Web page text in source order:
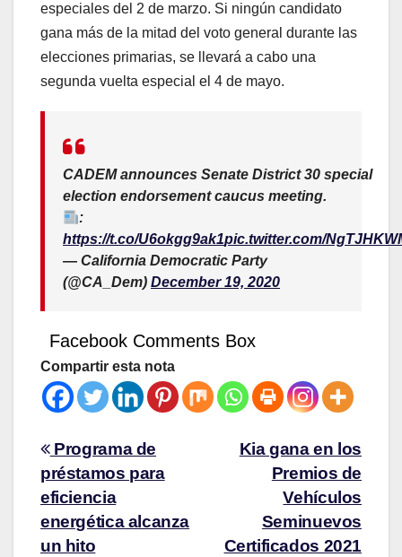
especiales del 2 de marzo. Si ningún candidato
gana más de la mitad del voto general durante las
elecciones primarias, se llevará a cabo una
segunda vuelta especial el 4 de mayo.
CADEM announces Senate District 30 special
election endorsement caucus meeting.
:
https://t.co/U6okgg9ak1pic.twitter.com/
— California Democratic Party
(@CA_Dem) December 19, 2020
Facebook Comments Box
Compartir esta nota
Kia gana en los
Premios de
Vehículos
Seminuevos
Certificados 2021
Programa de
préstamos para
eficiencia
energética alcanza
un hito